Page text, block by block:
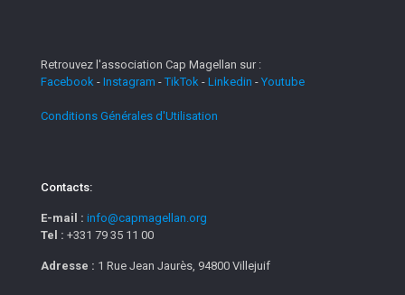
Retrouvez l'association Cap Magellan sur :
Facebook - Instagram -TikTok - Linkedin - Youtube
Conditions Générales d'Utilisation
Contacts:
E-mail : info@capmagellan.org
Tel : +331 79 35 11 00
Adresse : 1 Rue Jean Jaurès, 94800 Villejuif